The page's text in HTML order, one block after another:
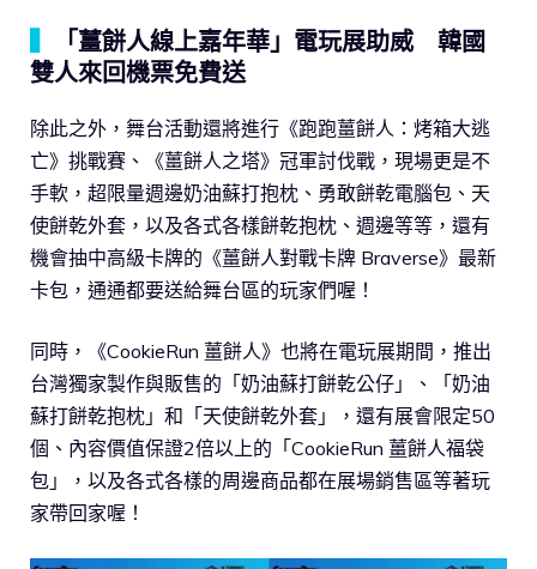
「薑餅人線上嘉年華」電玩展助威 韓國
雙人來回機票免費送
除此之外，舞台活動還將進行《跑跑薑餅人：烤箱大逃
亡》挑戰賽、《薑餅人之塔》冠軍討伐戰，現場更是不
手軟，超限量週邊奶油蘇打抱枕、勇敢餅乾電腦包、天
使餅乾外套，以及各式各樣餅乾抱枕、週邊等等，還有
機會抽中高級卡牌的《薑餅人對戰卡牌 Braverse》最新
卡包，通通都要送給舞台區的玩家們喔！
同時，《CookieRun 薑餅人》也將在電玩展期間，推出
台灣獨家製作與販售的「奶油蘇打餅乾公仔」、「奶油
蘇打餅乾抱枕」和「天使餅乾外套」，還有展會限定50
個、內容價值保證2倍以上的「CookieRun 薑餅人福袋
包」，以及各式各樣的周邊商品都在展場銷售區等著玩
家帶回家喔！